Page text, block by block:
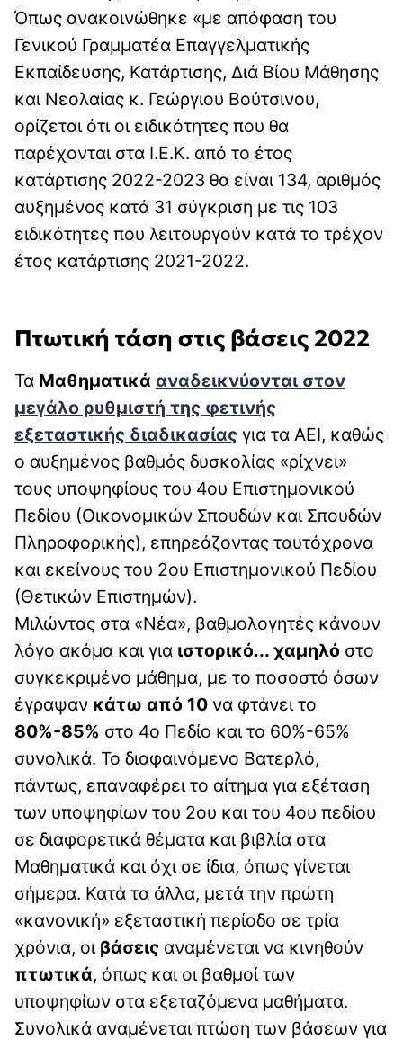
Όπως ανακοινώθηκε «με απόφαση του
Γενικού Γραμματέα Επαγγελματικής
Εκπαίδευσης, Κατάρτισης, Διά Βίου Μάθησης
και Νεολαίας κ. Γεώργιου Βούτσινου,
ορίζεται ότι οι ειδικότητες που θα
παρέχονται στα Ι.Ε.Κ. από το έτος
κατάρτισης 2022-2023 θα είναι 134, αριθμός
αυξημένος κατά 31 σύγκριση με τις 103
ειδικότητες που λειτουργούν κατά το τρέχον
έτος κατάρτισης 2021-2022.
Πτωτική τάση στις βάσεις 2022
Τα Μαθηματικά αναδεικνύονται στον
μεγάλο ρυθμιστή της φετινής
εξεταστικής διαδικασίας για τα ΑΕΙ, καθώς
ο αυξημένος βαθμός δυσκολίας «ρίχνει»
τους υποψηφίους του 4ου Επιστημονικού
Πεδίου (Οικονομικών Σπουδών και Σπουδών
Πληροφορικής), επηρεάζοντας ταυτόχρονα
και εκείνους του 2ου Επιστημονικού Πεδίου
(Θετικών Επιστημών).
Μιλώντας στα «Νέα», βαθμολογητές κάνουν
λόγο ακόμα και για ιστορικό... χαμηλό στο
συγκεκριμένο μάθημα, με το ποσοστό όσων
έγραψαν κάτω από 10 να φτάνει το
80%-85% στο 4ο Πεδίο και το 60%-65%
συνολικά. Το διαφαινόμενο Βατερλό,
πάντως, επαναφέρει το αίτημα για εξέταση
των υποψηφίων του 2ου και του 4ου πεδίου
σε διαφορετικά θέματα και βιβλία στα
Μαθηματικά και όχι σε ίδια, όπως γίνεται
σήμερα. Κατά τα άλλα, μετά την πρώτη
«κανονική» εξεταστική περίοδο σε τρία
χρόνια, οι βάσεις αναμένεται να κινηθούν
πτωτικά, όπως και οι βαθμοί των
υποψηφίων στα εξεταζόμενα μαθήματα.
Συνολικά αναμένεται πτώση των βάσεων για